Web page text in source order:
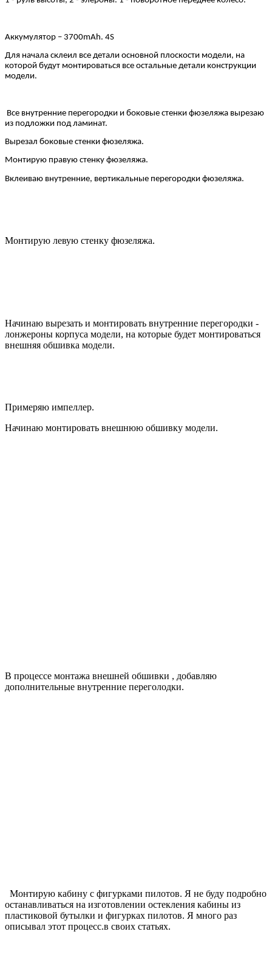
Аккумулятор – 3700mAh. 4S
Для начала склеил все детали основной плоскости модели, на
которой будут монтироваться все остальные детали конструкции
модели.
Все внутренние перегородки и боковые стенки фюзеляжа вырезаю
из подложки под ламинат.
Вырезал боковые стенки фюзеляжа.
Монтирую правую стенку фюзеляжа.
Вклеиваю внутренние, вертикальные перегородки фюзеляжа.
Монтирую левую стенку фюзеляжа.
Начинаю вырезать и монтировать внутренние перегородки -
лонжероны корпуса модели, на которые будет монтироваться
внешняя обшивка модели.
Примеряю импеллер.
Начинаю монтировать внешнюю обшивку модели.
В процессе монтажа внешней обшивки , добавляю
дополнительные внутренние переголодки.
Монтирую кабину с фигурками пилотов. Я не буду подробно
останавливаться на изготовлении остекления кабины из
пластиковой бутылки и фигурках пилотов. Я много раз
описывал этот процесс.в своих статьях.